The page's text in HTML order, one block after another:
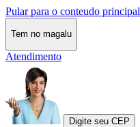
Pular para o conteudo principal
Tem no magalu
Atendimento
Digite seu CEP